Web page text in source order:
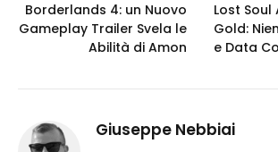
Borderlands 4: un Nuovo
Gameplay Trailer Svela le
Abilità di Amon
Lost Soul
Gold:
e Data
Giuseppe Nebbiai